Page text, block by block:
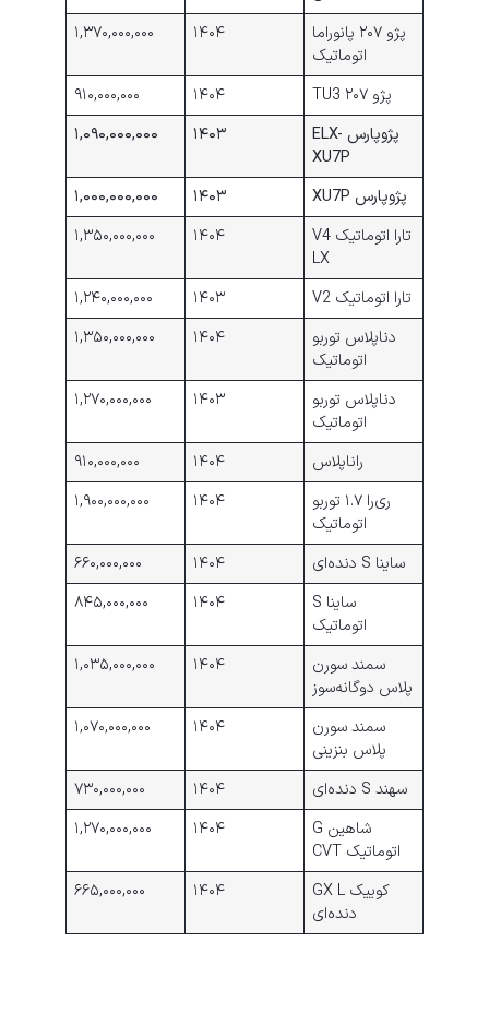
پژو ۲۰۷ پانوراما
اتوماتیک
۱۴۰۴ ۱,۳۷۰,۰۰۰,۰۰۰
پژو ۲۰۷ TU3 ۱۴۰۴
۹۱۰,۰۰۰,۰۰۰
پژوپارس ELX-
XU7P
۱۴۰۳ ۱,۰۹۰,۰۰۰,۰۰۰
پژوپارس XU7P ۱۴۰۳
۱,۰۰۰,۰۰۰,۰۰۰
تارا اتوماتیک V4
LX
۱۴۰۴ ۱,۳۵۰,۰۰۰,۰۰۰
تارا اتوماتیک V2 ۱۴۰۳
۱,۲۴۰,۰۰۰,۰۰۰
دناپلاس توربو
اتوماتیک
۱۴۰۴ ۱,۳۵۰,۰۰۰,۰۰۰
دناپلاس توربو
اتوماتیک
۱۴۰۳ ۱,۲۷۰,۰۰۰,۰۰۰
راناپلاس ۱۴۰۴
۹۱۰,۰۰۰,۰۰۰
ری‌را ۱.۷ توربو
اتوماتیک
۱۴۰۴ ۱,۹۰۰,۰۰۰,۰۰۰
ساینا S دنده‌ای ۱۴۰۴
۶۶۰,۰۰۰,۰۰۰
ساینا S
اتوماتیک
۱۴۰۴ ۸۴۵,۰۰۰,۰۰۰
سمند سورن
پلاس دوگانه‌سوز
۱۴۰۴ ۱,۰۳۵,۰۰۰,۰۰۰
سمند سورن
پلاس بنزینی
۱۴۰۴ ۱,۰۷۰,۰۰۰,۰۰۰
سهند S دنده‌ای ۱۴۰۴
۷۳۰,۰۰۰,۰۰۰
شاهین G
اتوماتیک CVT
۱۴۰۴ ۱,۲۷۰,۰۰۰,۰۰۰
کوییک GX L
دنده‌ای
۱۴۰۴ ۶۶۵,۰۰۰,۰۰۰